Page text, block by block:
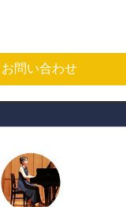
お問い合わせ